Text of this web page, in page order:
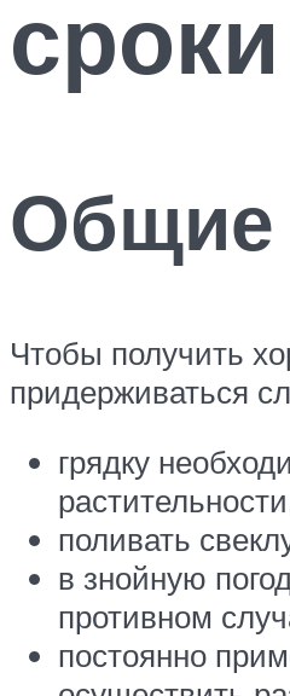
Общие
Чтобы получить
придерживаться
грядку
поливать
в знойную
противном
постоянно